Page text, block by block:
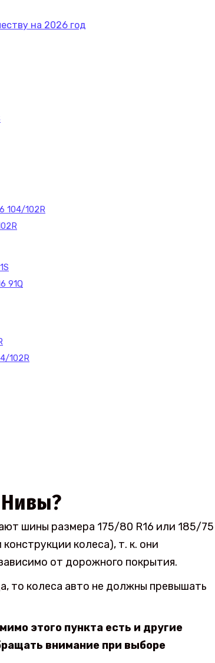
на 2026 год
104/102R
91Q
102R
шины размера 175/80 R16 или 185/75
колеса), т. к. они
от дорожного покрытия.
то колеса авто не должны превышать
этого пункта есть и другие
внимание при выборе